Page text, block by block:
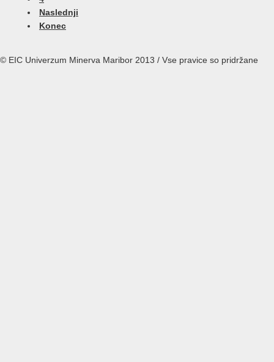
Naslednji
Konec
© EIC Univerzum Minerva Maribor 2013 / Vse pravice so pridržane